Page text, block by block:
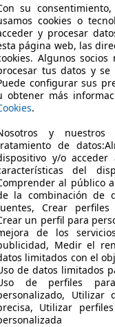
Llantas de aleación,
MARTÍNEZ
LORA DEL RIO
su
cookies o
y procesar
página web, las
Algunos
tus datos y
configurar sus
obtener más
.
y nuestros
de
y/o
del
al público
la combinación de
Crear perfiles
un perfil para
de los
Medir el
limitados con el
de datos limitados
de perfiles
Utilizar
Utilizar